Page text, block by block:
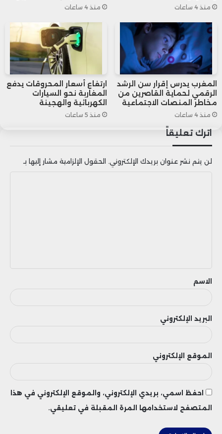
“كتاب في جريدة” بالتعاون مع منظمة
اليونسكو عام 1997، وشارك في تمويل
مركز دراسات الوحدة العربية والمنظمة
العربية للترجمة، بالإضافة إلى دوره
كمساهم في تأسيس معهد العالم
العربي في باريس.
منذ 4 ساعات منذ 4 ساعات
المغرب يدرس إقرار سن الرشد
الرقمي لحماية القاصرين من
مخاطر المنصات الاجتماعية
منذ 4 ساعات
ارتفاع أسعار المحروقات يدفع
المغاربة نحو السيارات
الكهربائية والهجينة
منذ 5 ساعات
اترك تعليقاً
لن يتم نشر عنوان بريدك الإلكتروني. الحقول الإلزامية مشار إليها بـ
ق
الاسم
البريد الإلكتروني
الموقع الإلكتروني
احفظ اسمي، بريدي الإلكتروني، والموقع الإلكتروني في هذا
المتصفح لاستخدامها المرة المقبلة في تعليقي.